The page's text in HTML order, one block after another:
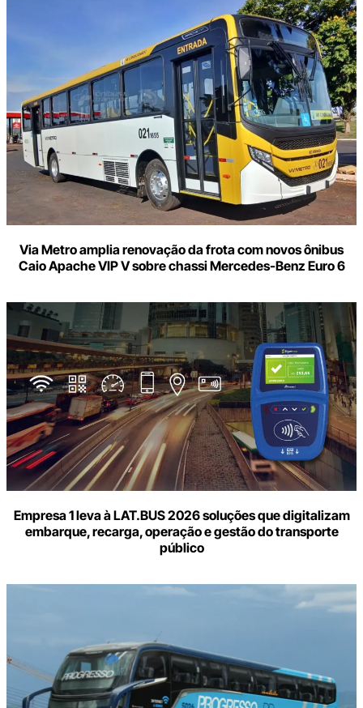
Via Metro amplia renovação da frota com novos ônibus
Caio Apache VIP V sobre chassi Mercedes-Benz Euro 6
Empresa 1 leva à LAT.BUS 2026 soluções que digitalizam
embarque, recarga, operação e gestão do transporte
público